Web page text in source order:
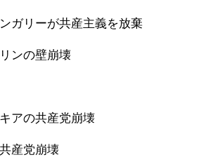
ガリーが共産主義を放棄
ンの壁崩壊
アの共産党崩壊
産党崩壊